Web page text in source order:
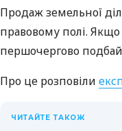
Продаж земельної
правовому полі.
першочергово
Про це розповіли
ЧИТАЙТЕ ТАКОЖ